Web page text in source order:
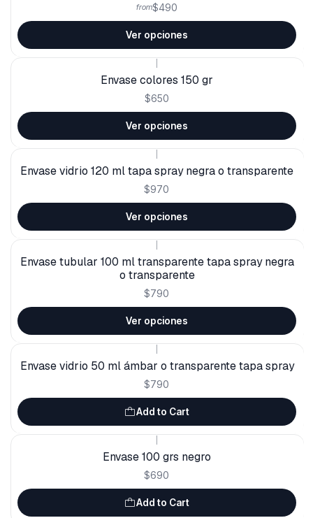
from$490
Ver opciones
Envase colores 150 gr
$650
Ver opciones
Envase vidrio 120 ml tapa spray negra o transparente
$970
Ver opciones
Envase tubular 100 ml transparente tapa spray negra
o transparente
$790
Ver opciones
Envase vidrio 50 ml ámbar o transparente tapa spray
$790
Add to Cart
Envase 100 grs negro
$690
Add to Cart